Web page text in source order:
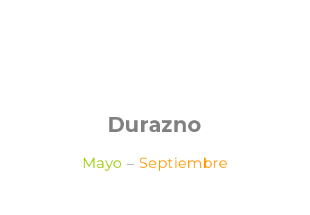
Durazno
Mayo – Septiembre